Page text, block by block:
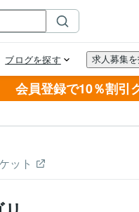
会員登録で10％割引
ット